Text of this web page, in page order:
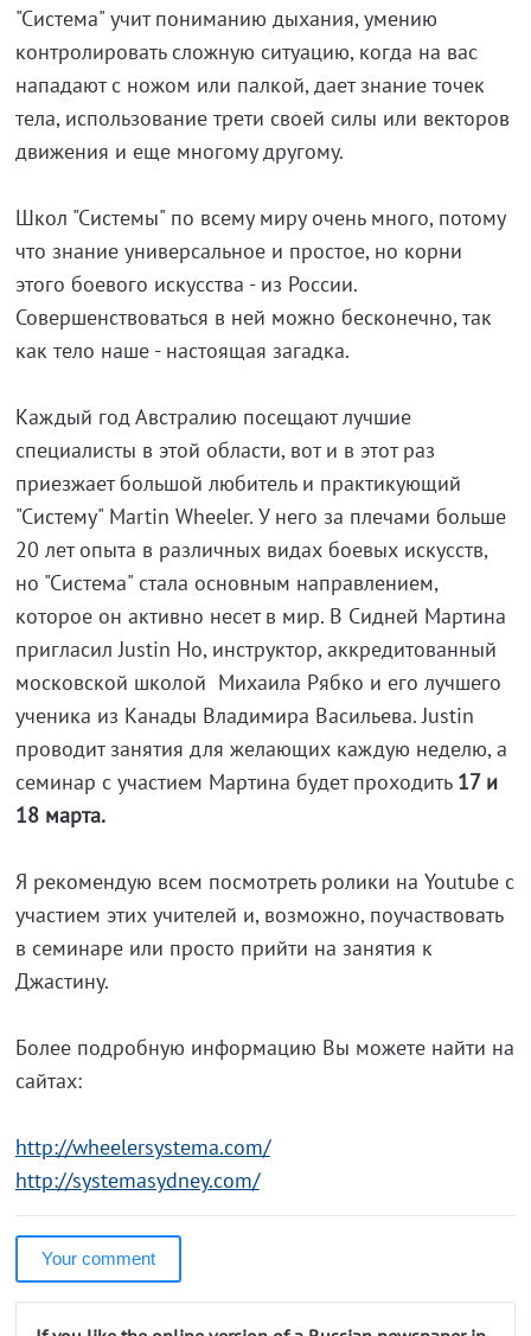
"Система" учит пониманию дыхания, умению
контролировать сложную ситуацию, когда на вас
нападают с ножом или палкой, дает знание точек
тела, использование трети своей силы или векторов
движения и еще многому другому.
Школ "Системы" по всему миру очень много, потому
что знание универсальное и простое, но корни
этого боевого искусства - из России.
Совершенствоваться в ней можно бесконечно, так
как тело наше - настоящая загадка.
Каждый год Австралию посещают лучшие
специалисты в этой области, вот и в этот раз
приезжает большой любитель и практикующий
"Систему" Martin Wheeler. У него за плечами больше
20 лет опыта в различных видах боевых искусств,
но "Система" стала основным направлением,
которое он активно несет в мир. В Сидней Мартина
пригласил Justin Ho, инструктор, аккредитованный
московской школой Михаила Рябко и его лучшего
ученика из Канады Владимира Васильева. Justin
проводит занятия для желающих каждую неделю, а
семинар с участием Мартина будет проходить 17 и
18 марта.
Я рекомендую всем посмотреть ролики на Youtube с
участием этих учителей и, возможно, поучаствовать
в семинаре или просто прийти на занятия к
Джастину.
Более подробную информацию Вы можете найти на
сайтах:
http://wheelersystema.com/
http://systemasydney.com/
Your comment